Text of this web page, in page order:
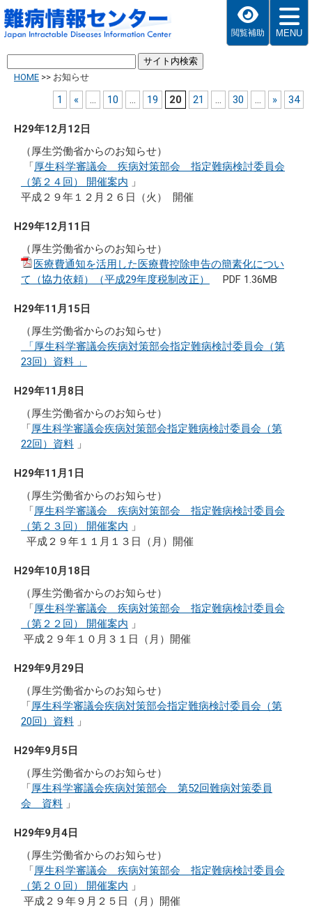
閲覧補助 MENU
HOME >> お知らせ
1 « ... 10 ... 19 20 21 ... 30 ... » 34
H29年12月12日
（厚生労働省からのお知らせ）
「厚生科学審議会 疾病対策部会 指定難病検討委員会
（第２４回） 開催案内 」
平成２９年１２月２６日（火） 開催
H29年12月11日
（厚生労働省からのお知らせ）
医療費通知を活用した医療費控除申告の簡素化につい
て（協力依頼）（平成29年度税制改正）
PDF 1.36MB
H29年11月15日
（厚生労働省からのお知らせ）
「厚生科学審議会疾病対策部会指定難病検討委員会（第
23回）資料 」
H29年11月8日
（厚生労働省からのお知らせ）
「厚生科学審議会疾病対策部会指定難病検討委員会（第
22回）資料 」
H29年11月1日
（厚生労働省からのお知らせ）
「厚生科学審議会 疾病対策部会 指定難病検討委員会
（第２３回） 開催案内 」
平成２９年１１月１３日（月）開催
H29年10月18日
（厚生労働省からのお知らせ）
「厚生科学審議会 疾病対策部会 指定難病検討委員会
（第２２回） 開催案内 」
平成２９年１０月３１日（月）開催
H29年9月29日
（厚生労働省からのお知らせ）
「厚生科学審議会疾病対策部会指定難病検討委員会（第
20回）資料 」
H29年9月5日
（厚生労働省からのお知らせ）
「厚生科学審議会疾病対策部会 第52回難病対策委員
会 資料 」
H29年9月4日
（厚生労働省からのお知らせ）
「厚生科学審議会 疾病対策部会 指定難病検討委員会
（第２０回） 開催案内 」
平成２９年９月２５日（月）開催